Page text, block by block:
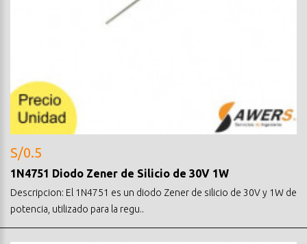
S/0.5
1N4751 Diodo Zener de Silicio de 30V 1W
Descripcion: El 1N4751 es un diodo Zener de silicio de 30V y 1W de
potencia, utilizado para la regu..